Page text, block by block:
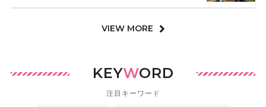
VIEW MORE
KEYWORD
注目キーワード